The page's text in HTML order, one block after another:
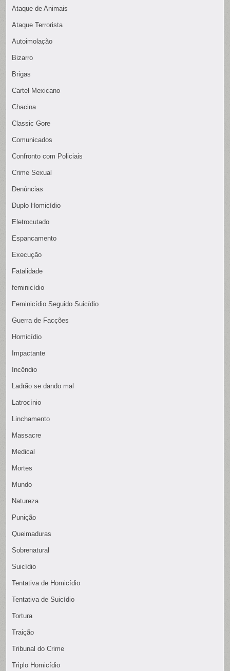
Ataque de Animais
Ataque Terrorista
Autoimolação
Bizarro
Brigas
Cartel Mexicano
Chacina
Classic Gore
Comunicados
Confronto com Policiais
Crime Sexual
Denúncias
Duplo Homicídio
Eletrocutado
Espancamento
Execução
Fatalidade
feminicídio
Feminicídio Seguido Suicídio
Guerra de Facções
Homicídio
Impactante
Incêndio
Ladrão se dando mal
Latrocínio
Linchamento
Massacre
Medical
Mortes
Mundo
Natureza
Punição
Queimaduras
Sobrenatural
Suicídio
Tentativa de Homicídio
Tentativa de Suicídio
Tortura
Traição
Tribunal do Crime
Triplo Homicídio